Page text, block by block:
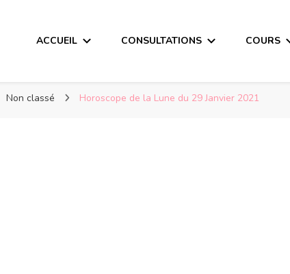
ACCUEIL CONSULTATIONS COURS
Non classé Horoscope de la Lune du 29 Janvier 2021